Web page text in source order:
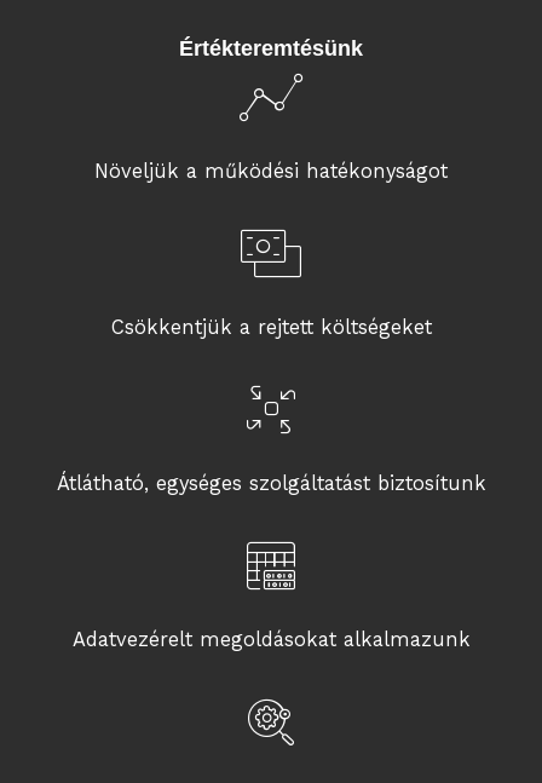
Értékteremtésünk
Növeljük a működési hatékonyságot
Csökkentjük a rejtett költségeket
Átlátható, egységes szolgáltatást biztosítunk
Adatvezérelt megoldásokat alkalmazunk